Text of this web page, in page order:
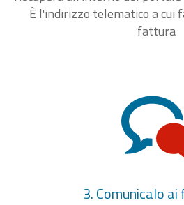
È l'indirizzo telematico a cui
fattura
3. Comunicalo